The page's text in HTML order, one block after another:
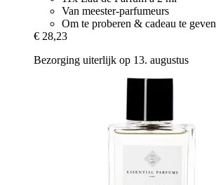
Van meester-parfumeurs
Om te proberen & cadeau te geven
€ 28,23
Bezorging uiterlijk op 13. augustus